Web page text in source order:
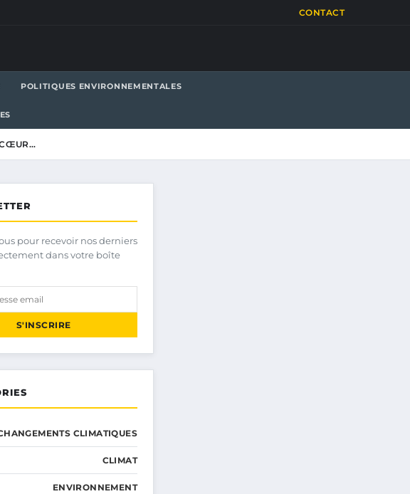
CONTACT
POLITIQUES ENVIRONNEMENTALES
CŒUR…
pour recevoir nos derniers
dans votre boîte
S'INSCRIRE
CLIMATIQUES
CLIMAT
ENVIRONNEMENT